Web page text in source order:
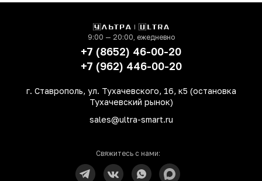
9:00 — 20:00, ежедневно
+7 (8652) 46-00-20
+7 (962) 446-00-20
г. Ставрополь, ул. Тухачевского, 16, к5 (остановка
Тухачевский рынок)
sales@ultra-smart.ru
Свяжитесь с нами: